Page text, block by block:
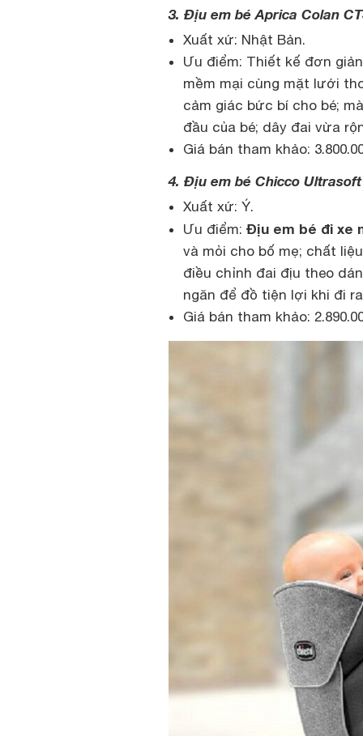
3. Địu em bé Aprica Colan
Xuất xứ: Nhật Bản.
Ưu điểm: Thiết kế đơn
mềm mại cùng mặt lưới
cảm giác bức bí cho bé;
đầu của bé; dây đai vừa
Giá bán tham khảo:
4. Địu em bé Chicco
Xuất xứ: Ý.
Ưu điểm: Địu em bé đi xe
và mỏi cho bố mẹ; chất
điều chỉnh đai địu theo
ngăn để đồ tiện lợi khi đi
Giá bán tham khảo: